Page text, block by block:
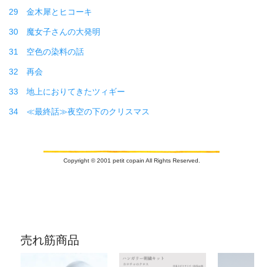
29 金木犀とヒコーキ
30 魔女子さんの大発明
31 空色の染料の話
32 再会
33 地上におりてきたツィギー
34 ≪最終話≫夜空の下のクリスマス
Copyright © 2001 petit copain All Rights Reserved.
売れ筋商品